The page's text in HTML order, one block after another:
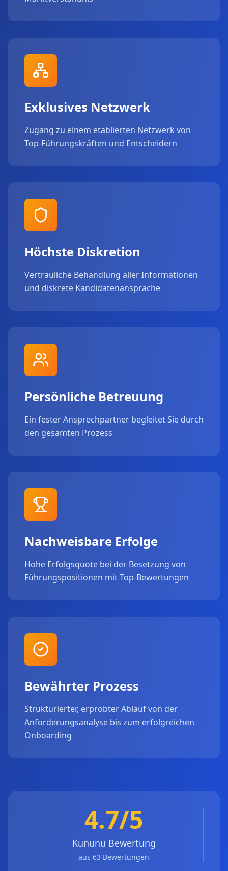
Exklusives Netzwerk
Zugang zu einem etablierten Netzwerk von
Top-Führungskräften und Entscheidern
Höchste Diskretion
Vertrauliche Behandlung aller Informationen
und diskrete Kandidatenansprache
Persönliche Betreuung
Ein fester Ansprechpartner begleitet Sie durch
den gesamten Prozess
Nachweisbare Erfolge
Hohe Erfolgsquote bei der Besetzung von
Führungspositionen mit Top-Bewertungen
Bewährter Prozess
Strukturierter, erprobter Ablauf von der
Anforderungsanalyse bis zum erfolgreichen
Onboarding
4.7/5
Kununu Bewertung
aus 63 Bewertungen